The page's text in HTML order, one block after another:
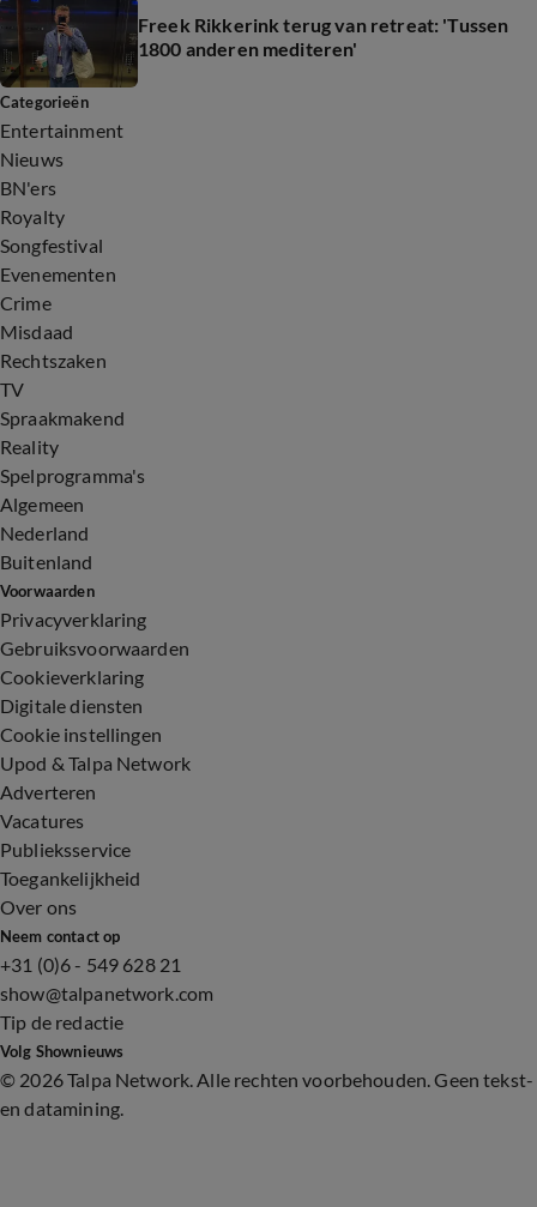
Freek Rikkerink terug van retreat: 'Tussen
1800 anderen mediteren'
Categorieën
Entertainment
Nieuws
BN'ers
Royalty
Songfestival
Evenementen
Crime
Misdaad
Rechtszaken
TV
Spraakmakend
Reality
Spelprogramma's
Algemeen
Nederland
Buitenland
Voorwaarden
Privacyverklaring
Gebruiksvoorwaarden
Cookieverklaring
Digitale diensten
Cookie instellingen
Upod & Talpa Network
Adverteren
Vacatures
Publieksservice
Toegankelijkheid
Over ons
Neem contact op
+31 (0)6 - 549 628 21
show@talpanetwork.com
Tip de redactie
Volg Shownieuws
© 2026 Talpa Network. Alle rechten voorbehouden. Geen tekst-
en datamining.